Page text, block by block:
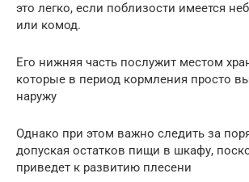
это легко, если поблизости имеется
или комод.
Его нижняя часть послужит местом
которые в период кормления просто
наружу
Однако при этом важно следить за
допуская остатков пищи в шкафу,
приведет к развитию плесени